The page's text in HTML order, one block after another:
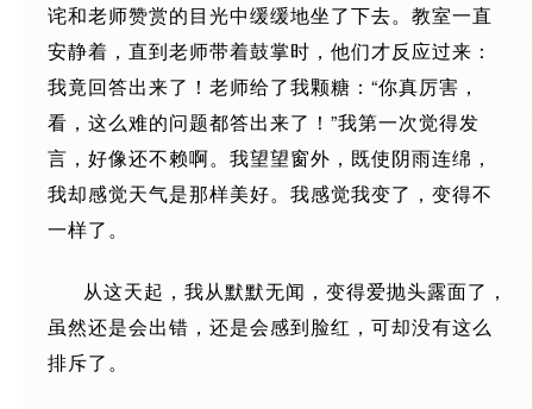
诧和老师赞赏的目光中缓缓地坐了下去。教室一直
安静着，直到老师带着鼓掌时，他们才反应过来：
我竟回答出来了！老师给了我颗糖：“你真厉害，
看，这么难的问题都答出来了！”我第一次觉得发
言，好像还不赖啊。我望望窗外，既使阴雨连绵，
我却感觉天气是那样美好。我感觉我变了，变得不
一样了。
从这天起，我从默默无闻，变得爱抛头露面了，
虽然还是会出错，还是会感到脸红，可却没有这么
排斥了。